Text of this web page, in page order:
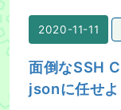
2020-11-11
面倒なSSH
jsonに任せよ